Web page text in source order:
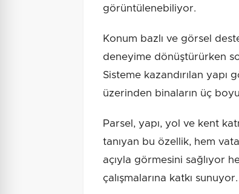
görüntülenebiliyor.
Konum bazlı ve görsel
deneyime dönüştürürken
Sisteme kazandırılan yapı
üzerinden binaların üç
Parsel, yapı, yol ve kent
tanıyan bu özellik, hem
açıyla görmesini sağlıyor
çalışmalarına katkı sunuyor.